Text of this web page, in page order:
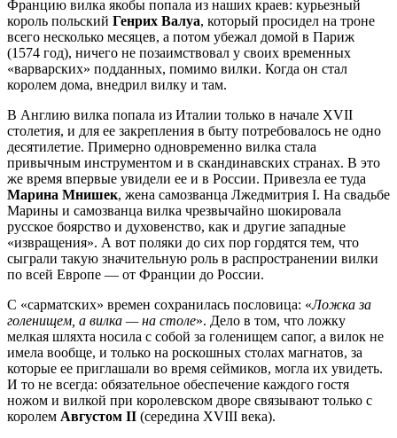
Францию вилка якобы попала из наших краев: курьезный
король польский Генрих Валуа, который просидел на троне
всего несколько месяцев, а потом убежал домой в Париж
(1574 год), ничего не позаимствовал у своих временных
«варварских» подданных, помимо вилки. Когда он стал
королем дома, внедрил вилку и там.
В Англию вилка попала из Италии только в начале XVII
столетия, и для ее закрепления в быту потребовалось не одно
десятилетие. Примерно одновременно вилка стала
привычным инструментом и в скандинавских странах. В это
же время впервые увидели ее и в России. Привезла ее туда
Марина Мнишек, жена самозванца Лжедмитрия I. На свадьбе
Марины и самозванца вилка чрезвычайно шокировала
русское боярство и духовенство, как и другие западные
«извращения». А вот поляки до сих пор гордятся тем, что
сыграли такую значительную роль в распространении вилки
по всей Европе — от Франции до России.
С «сарматских» времен сохранилась пословица: «Ложка за
голенищем, а вилка — на столе». Дело в том, что ложку
мелкая шляхта носила с собой за голенищем сапог, а вилок не
имела вообще, и только на роскошных столах магнатов, за
которые ее приглашали во время сеймиков, могла их увидеть.
И то не всегда: обязательное обеспечение каждого гостя
ножом и вилкой при королевском дворе связывают только с
королем Августом II (середина XVIII века).